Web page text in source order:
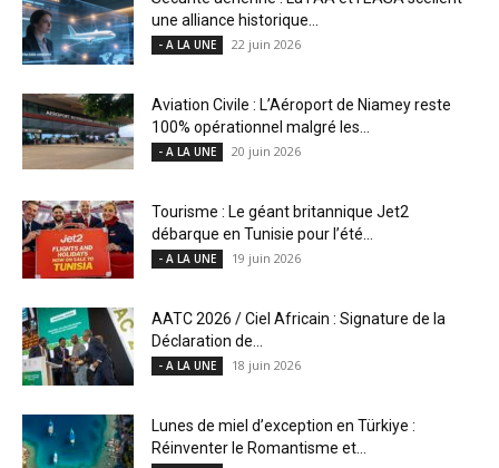
une alliance historique...
- A LA UNE 22 juin 2026
Aviation Civile : L’Aéroport de Niamey reste
100% opérationnel malgré les...
- A LA UNE 20 juin 2026
Tourisme : Le géant britannique Jet2
débarque en Tunisie pour l’été...
- A LA UNE 19 juin 2026
AATC 2026 / Ciel Africain : Signature de la
Déclaration de...
- A LA UNE 18 juin 2026
Lunes de miel d’exception en Türkiye :
Réinventer le Romantisme et...